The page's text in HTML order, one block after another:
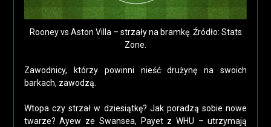
Rooney vs Aston Villa – strzały na bramkę. Źródło: Stats
Zone.
Zawodnicy, którzy powinni nieść drużynę na swoich
barkach, zawodzą.
Wtopa czy strzał w dziesiątkę? Jak poradzą sobie nowe
twarze? Ayew ze Swansea, Payet z WHU – utrzymają